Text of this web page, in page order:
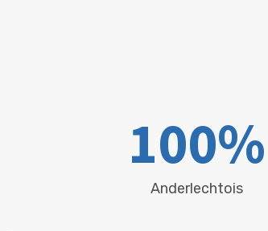
Anderlechtois
100%